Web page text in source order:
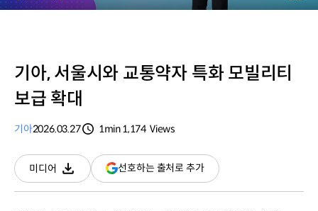
Time
기아, 서울시와 교통약자 특화 모빌리티
보급 확대
기아2026.03.27
1min1,174 Views
미디어
다운로드
선호하는 출처로 추가(새
창